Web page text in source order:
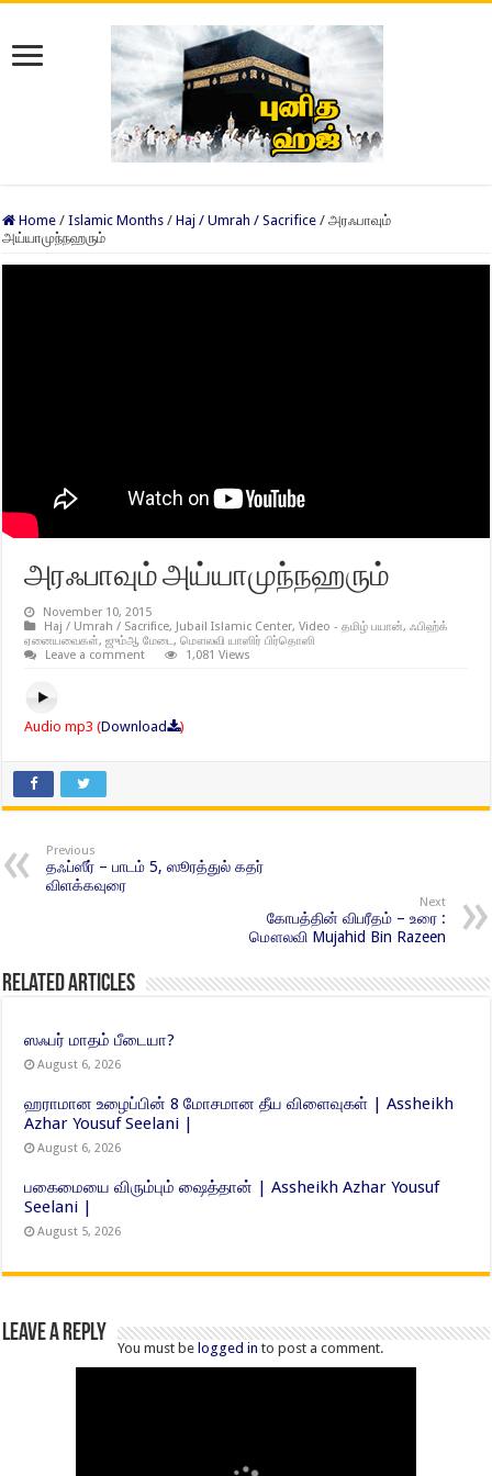
Home / Islamic Months / Haj / Umrah / Sacrifice / அரஃபாவும்
அய்யாமுந்நஹரும்
அரஃபாவும் அய்யாமுந்நஹரும்
November 10, 2015
Haj / Umrah / Sacrifice, Jubail Islamic Center,Video - தமிழ் பயான்,ஃபிஹ்க்
ஏனையவைகள்,ஜும்ஆ மேடை,மௌலவி யாஸிர் பிர்தொஸி
Leave a comment
1,081 Views
Audio mp3 (Download )
Previous
தஃப்ஸீர் – பாடம் 5, ஸூரத்துல் கதர்
விளக்கவுரை
Next
கோபத்தின் விபரீதம் – உரை :
மௌலவி Mujahid Bin Razeen
Related Articles
ஸஃபர் மாதம் பீடையா?
August 6, 2026
ஹராமான உழைப்பின் 8 மோசமான தீய விளைவுகள் | Assheikh
Azhar Yousuf Seelani |
August 6, 2026
பகைமையை விரும்பும் ஷைத்தான் | Assheikh Azhar Yousuf
Seelani |
August 5, 2026
Leave a Reply
You must be logged in to post a comment.